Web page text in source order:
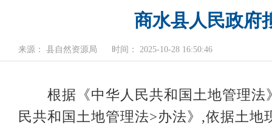
商水县人民政府
来源： 县自然资源局 时间： 2025-10-28 16:50:46
根据《中华人民共和国土地管理
民共和国土地管理法>办法》 ,依据土地